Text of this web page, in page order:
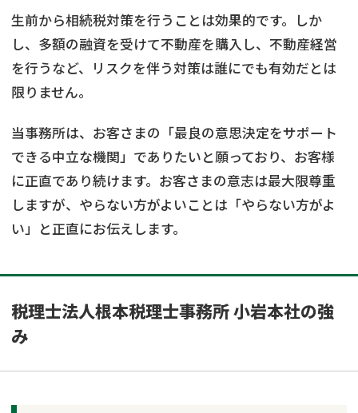
生前から相続税対策を行うことは効果的です。しか
し、多額の融資を受けて不動産を購入し、不動産経営
を行うなど、リスクを伴う対策は誰にでも有効だとは
限りません。
当事務所は、お客さまの「最良の意思決定をサポート
できる中立な機関」でありたいと願っており、お客様
に正直であり続けます。お客さまの意志は最大限尊重
しますが、やらない方がよいことは「やらない方がよ
い」と正直にお伝えします。
税理士法人根本税理士事務所 小岩本社の強
み